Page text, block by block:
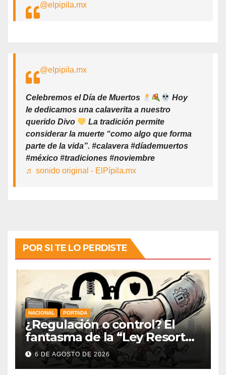
@elpipila.mx
@elpipila.mx
Celebremos el Día de Muertos
Hoy
le dedicamos una calaverita a nuestro
querido Divo
La tradición permite
considerar la muerte “como algo que forma
parte de la vida”. #calavera #díademuertos
#méxico #tradiciones #noviembre
♬ sonido original - ElPípila.mx
POR SI TE LO PERDISTE
NACIONAL PORTADA
¿Regulación o control? El
fantasma de la “Ley Resorte”
venezolana revive con la
nueva Ley de Audiencias en
6 DE AGOSTO DE 2026